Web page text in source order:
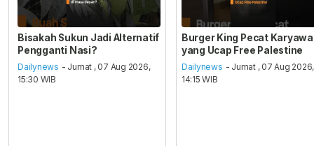
Bisakah Sukun Jadi Alternatif
Pengganti Nasi?
Dailynews - Jumat , 07 Aug 2026,
15:30 WIB
Burger King Pecat
yang Ucap Free Palestine
Dailynews - Jumat , 07 Aug 2026,
14:15 WIB